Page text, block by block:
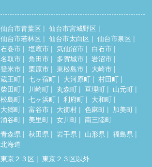
仙台市青葉区
仙台市宮城野区
仙台市若林区
仙台市太白区
仙台市泉区
石巻市
塩竈市 気仙沼市
白石市
名取市
角田市 多賀城市
岩沼市
登米市
栗原市 東松島市
大崎市
蔵王町
七ヶ宿町 大河原町
村田町
柴田町
川崎町 丸森町 亘理町
山元町
松島町
七ヶ浜町 利府町
大和町
大郷町
富谷市 大衡村 色麻町
加美町
涌谷町
美里町 女川町
南三陸町
青森県 秋田県 岩手県 山形県
福島県
北海道
東京２３区 東京２３区以外